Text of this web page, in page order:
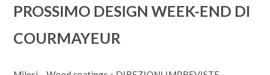
PROSSIMO DESIGN WEEK-END DI
COURMAYEUR